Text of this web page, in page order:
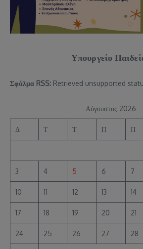
Υπουργείο
Σφάλμα RSS: Retrieved unsupported
Αύγουστος 2026
Δ Τ Τ Π Π
3 4 5 6 7
10 11 12 13 14
17 18 19 20 21
24 25 26 27 28